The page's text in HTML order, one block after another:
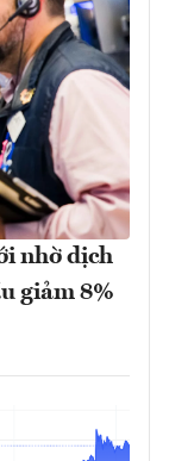
nhờ dịch
giảm 8%